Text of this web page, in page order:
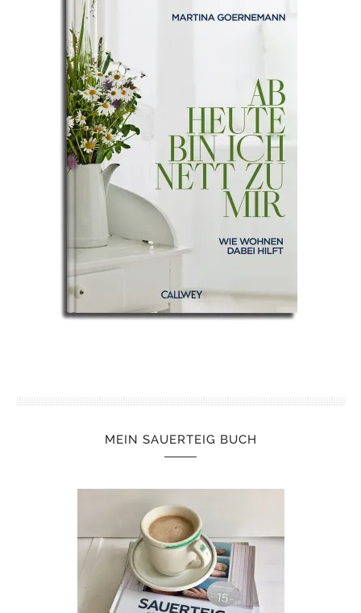
MEIN SAUERTEIG BUCH